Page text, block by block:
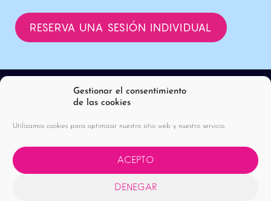
Gestionar el consentimiento
de las cookies
Utilizamos cookies para optimizar nuestro sitio web y nuestro servicio.
ACEPTO
DENEGAR
RESERVA UNA SESIÓN INDIVIDUAL
POLÍTICA DE PRIVACIDAD |AVISO LEGAL |